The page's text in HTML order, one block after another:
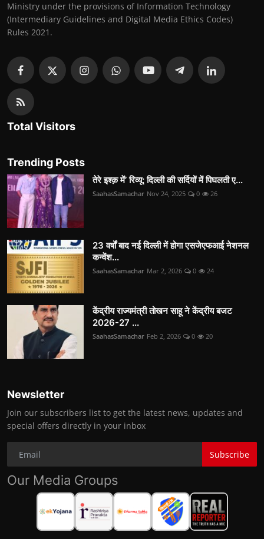
Ministry under the provisions of Information Technology
(Intermediary Guidelines and Digital Media Ethics Codes)
Rules 2021.
Total Visitors
Trending Posts
तेरे इश्क़ में’ रिव्यू: दिल्ली की सर्दियों में पिघलती ए...
SaahasSamachar Nov 24, 2025 0 26
23 वर्षों बाद नई दिल्ली में होगा एसजेएफआई नेशनल
कन्वेंश...
SaahasSamachar Mar 2, 2026 0 24
केंद्रीय राज्यमंत्री तोखन साहू ने केंद्रीय बजट
2026-27 ...
SaahasSamachar Feb 2, 2026 0 20
Newsletter
Join our subscribers list to get the latest news, updates and
special offers directly in your inbox
Subscribe
Our Media Groups